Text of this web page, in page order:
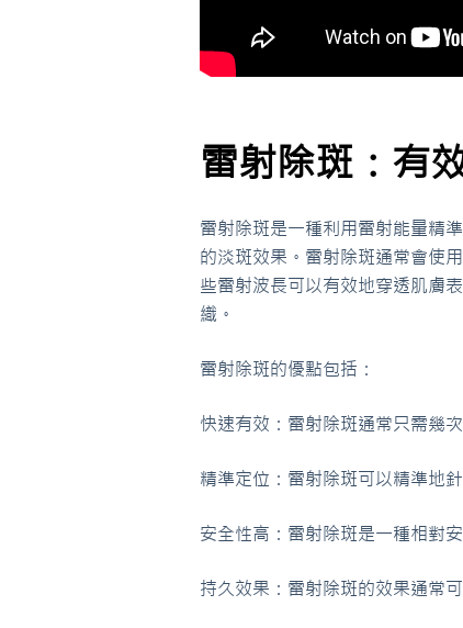
雷射除斑：有
雷射除斑是一種利用雷射能量精
的淡斑效果。雷射除斑通常會使
些雷射波長可以有效地穿透肌膚
織。
雷射除斑的優點包括：
快速有效：雷射除斑通常只需幾
精準定位：雷射除斑可以精準地
安全性高：雷射除斑是一種相對
持久效果：雷射除斑的效果通常